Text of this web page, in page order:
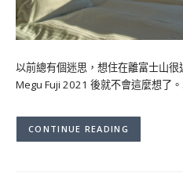
以前總有個迷思，想住在離富士山
Megu Fuji 2021 後就不會這麼想了
CONTINUE READING